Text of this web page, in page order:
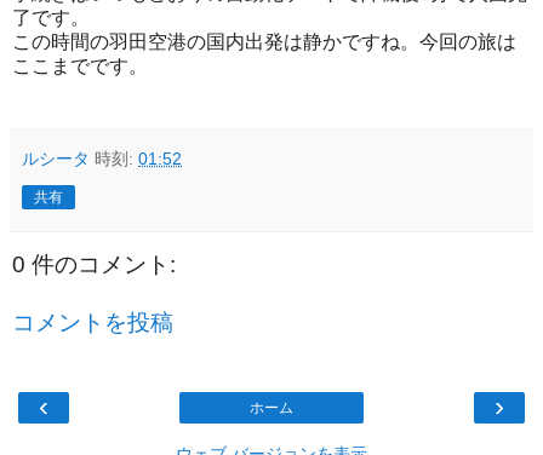
了です。
この時間の羽田空港の国内出発は静かですね。今回の旅は
ここまでです。
ルシータ 時刻: 01:52
共有
0 件のコメント:
コメントを投稿
‹ ›
ホーム